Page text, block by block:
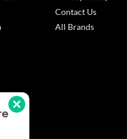
Contact Us
All Brands